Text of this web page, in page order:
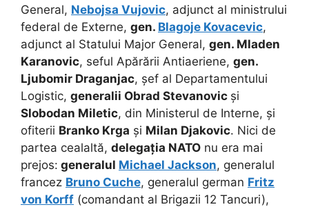
General, Nebojsa Vujovic, adjunct al ministrului
federal de Externe, gen. Blagoje Kovacevic,
adjunct al Statului Major General, gen. Mladen
Karanovic, seful Apărării Antiaeriene, gen.
Ljubomir Draganjac, șef al Departamentului
Logistic, generalii Obrad Stevanovic și
Slobodan Miletic, din Ministerul de Interne, și
ofiterii Branko Krga și Milan Djakovic. Nici de
partea cealaltă, delegația NATO nu era mai
prejos: generalul Michael Jackson, generalul
francez Bruno Cuche, generalul german Fritz
von Korff (comandant al Brigazii 12 Tancuri),